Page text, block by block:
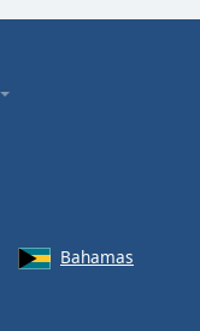
Bahamas